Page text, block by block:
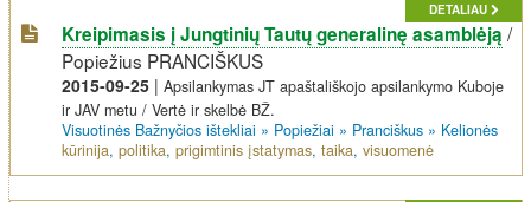
DETALIAU
Kreipimasis į Jungtinių Tautų generalinę asamblėją /
Popiežius PRANCIŠKUS
2015-09-25 |Apsilankymas JT apaštališkojo apsilankymo Kuboje
ir JAV metu / Vertė ir skelbė BŽ.
Visuotinės Bažnyčios ištekliai » Popiežiai » Pranciškus » Kelionės
kūrinija,politika,prigimtinis įstatymas,taika,visuomenė